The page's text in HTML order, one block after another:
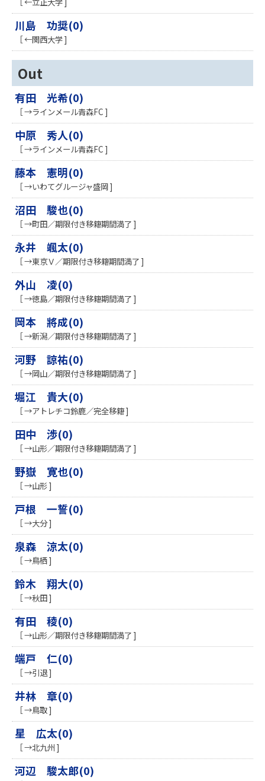
川島 功奨(0)
［ ←関西大学 ]
Out
有田 光希(0)
［ →ラインメール青森FC ]
中原 秀人(0)
［ →ラインメール青森FC ]
藤本 憲明(0)
［ →いわてグルージャ盛岡 ]
沼田 駿也(0)
［ →町田／期限付き移籍期間満了 ]
永井 颯太(0)
［ →東京Ｖ／期限付き移籍期間満了 ]
外山 凌(0)
［ →徳島／期限付き移籍期間満了 ]
岡本 將成(0)
［ →新潟／期限付き移籍期間満了 ]
河野 諒祐(0)
［ →岡山／期限付き移籍期間満了 ]
堀江 貴大(0)
［ →アトレチコ鈴鹿／完全移籍 ]
田中 渉(0)
［ →山形／期限付き移籍期間満了 ]
野嶽 寛也(0)
［ →山形 ]
戸根 一誓(0)
［ →大分 ]
泉森 涼太(0)
［ →鳥栖 ]
鈴木 翔大(0)
［ →秋田 ]
有田 稜(0)
［ →山形／期限付き移籍期間満了 ]
端戸 仁(0)
［ →引退 ]
井林 章(0)
［ →鳥取 ]
星 広太(0)
［ →北九州 ]
河辺 駿太郎(0)